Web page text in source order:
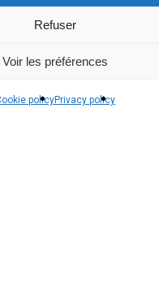
Refuser
Voir les préférences
policyPrivacy policy
of sale